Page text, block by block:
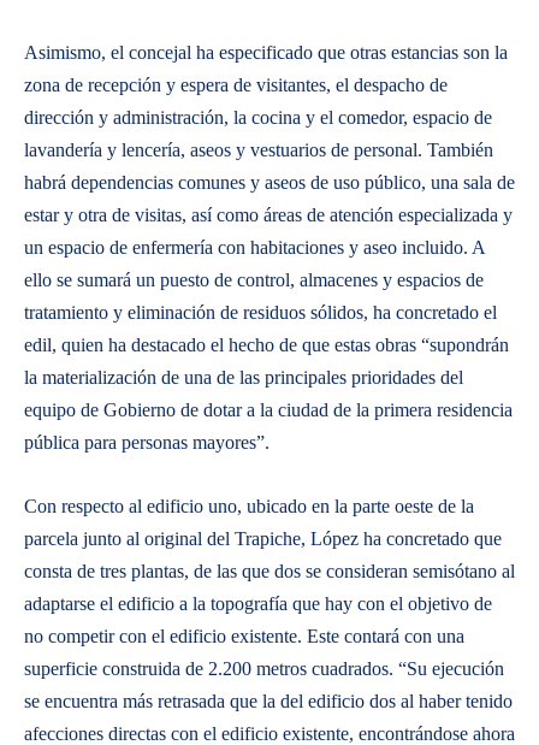
Asimismo, el concejal ha especificado que otras estancias son la
zona de recepción y espera de visitantes, el despacho de
dirección y administración, la cocina y el comedor, espacio de
lavandería y lencería, aseos y vestuarios de personal. También
habrá dependencias comunes y aseos de uso público, una sala de
estar y otra de visitas, así como áreas de atención especializada y
un espacio de enfermería con habitaciones y aseo incluido. A
ello se sumará un puesto de control, almacenes y espacios de
tratamiento y eliminación de residuos sólidos, ha concretado el
edil, quien ha destacado el hecho de que estas obras “supondrán
la materialización de una de las principales prioridades del
equipo de Gobierno de dotar a la ciudad de la primera residencia
pública para personas mayores”.
Con respecto al edificio uno, ubicado en la parte oeste de la
parcela junto al original del Trapiche, López ha concretado que
consta de tres plantas, de las que dos se consideran semisótano al
adaptarse el edificio a la topografía que hay con el objetivo de
no competir con el edificio existente. Este contará con una
superficie construida de 2.200 metros cuadrados. “Su ejecución
se encuentra más retrasada que la del edificio dos al haber tenido
afecciones directas con el edificio existente, encontrándose ahora